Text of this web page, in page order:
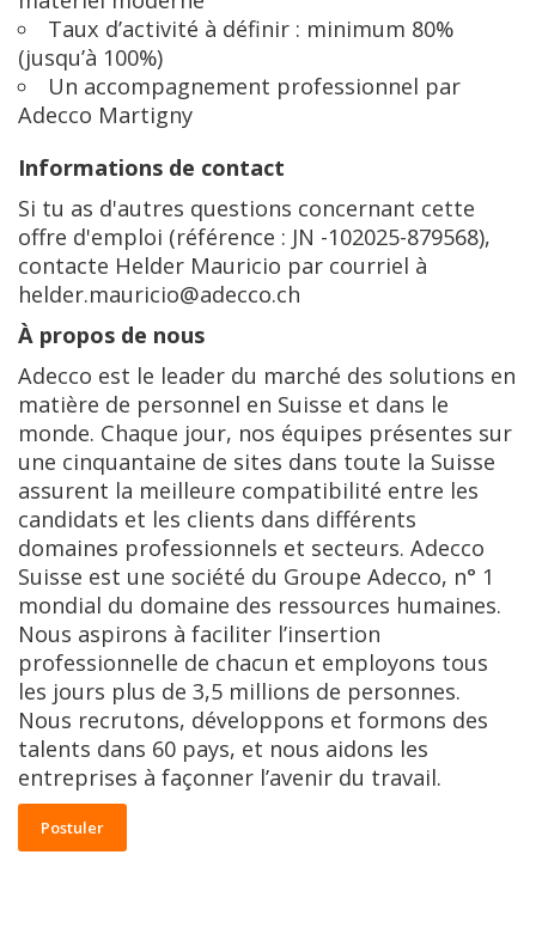
Taux d’activité à définir : minimum 80%
(jusqu’à 100%)
Un accompagnement professionnel par
Adecco Martigny
Informations de contact
Si tu as d'autres questions concernant cette
offre d'emploi (référence : JN -102025-879568),
contacte Helder Mauricio par courriel à
helder.mauricio@adecco.ch
À propos de nous
Adecco est le leader du marché des solutions en
matière de personnel en Suisse et dans le
monde. Chaque jour, nos équipes présentes sur
une cinquantaine de sites dans toute la Suisse
assurent la meilleure compatibilité entre les
candidats et les clients dans différents
domaines professionnels et secteurs. Adecco
Suisse est une société du Groupe Adecco, n° 1
mondial du domaine des ressources humaines.
Nous aspirons à faciliter l’insertion
professionnelle de chacun et employons tous
les jours plus de 3,5 millions de personnes.
Nous recrutons, développons et formons des
talents dans 60 pays, et nous aidons les
entreprises à façonner l’avenir du travail.
Postuler